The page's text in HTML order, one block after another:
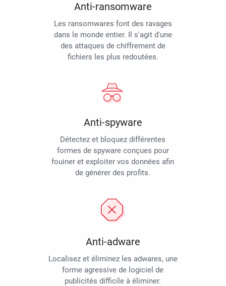
Anti-ransomware
Les ransomwares font des ravages
dans le monde entier. Il s'agit d'une
des attaques de chiffrement de
fichiers les plus redoutées.
Anti-spyware
Détectez et bloquez différentes
formes de spyware conçues pour
fouiner et exploiter vos données afin
de générer des profits.
Anti-adware
Localisez et éliminez les adwares, une
forme agressive de logiciel de
publicités difficile à éliminer.